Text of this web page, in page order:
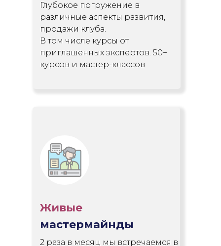
Глубокое погружение в
различные аспекты развития,
продажи клуба.
В том числе курсы от
приглашенных экспертов. 50+
курсов и мастер-классов
Живые
мастермайнды
2 раза в месяц мы встречаемся в